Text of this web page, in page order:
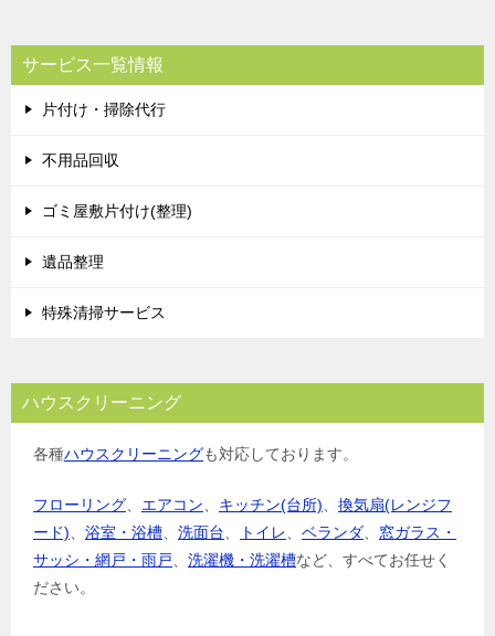
ビ
ゲ
ー
シ
サービス一覧情報
片付け・掃除代行
不用品回収
ゴミ屋敷片付け(整理)
遺品整理
特殊清掃サービス
ハウスクリーニング
各種ハウスクリーニングも対応しております。
フローリング、 エアコン、 キッチン(台所)、 換気扇(レンジフ
ード)、 浴室・浴槽、 洗面台、 トイレ、 ベランダ、 窓ガラス・
サッシ・網戸・雨戸、 洗濯機・洗濯槽など、すべてお任せく
ださい。